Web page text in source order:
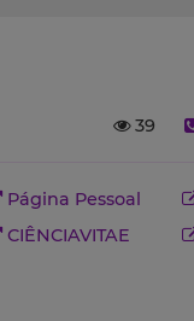
39
Página Pessoal
CIÊNCIAVITAE